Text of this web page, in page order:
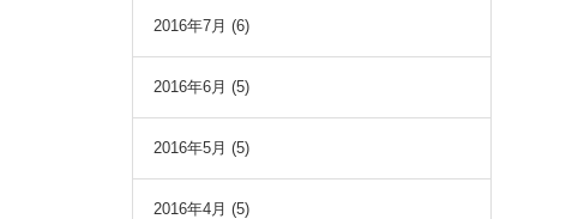
2016年7月 (6)
2016年6月 (5)
2016年5月 (5)
2016年4月 (5)